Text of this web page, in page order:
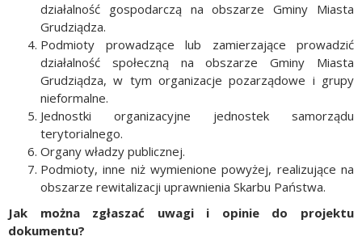
działalność gospodarczą na obszarze Gminy Miasta
Grudziądza.
Podmioty prowadzące lub zamierzające prowadzić
działalność społeczną na obszarze Gminy Miasta
Grudziądza, w tym organizacje pozarządowe i grupy
nieformalne.
Jednostki organizacyjne jednostek samorządu
terytorialnego.
Organy władzy publicznej.
Podmioty, inne niż wymienione powyżej, realizujące na
obszarze rewitalizacji uprawnienia Skarbu Państwa.
Jak można zgłaszać uwagi i opinie do projektu
dokumentu?